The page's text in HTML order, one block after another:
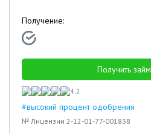
Получение:
Получить займ
4.2
#высокий процент одобрения
№ Лицензии 2-12-01-77-001838